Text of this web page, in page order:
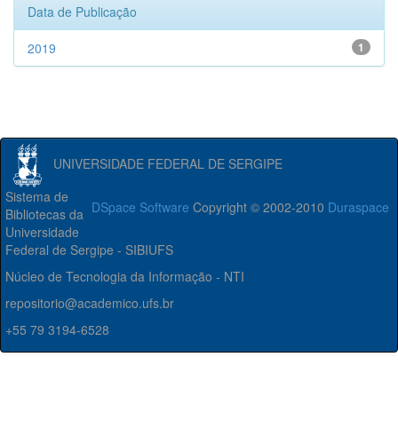
Data de Publicação
1
2019
UNIVERSIDADE FEDERAL DE SERGIPE
DSpace Software Copyright © 2002-2010 Duraspace
Sistema de
Bibliotecas da
Universidade
Federal de Sergipe - SIBIUFS
Núcleo de Tecnologia da Informação - NTI
repositorio@academico.ufs.br
+55 79 3194-6528